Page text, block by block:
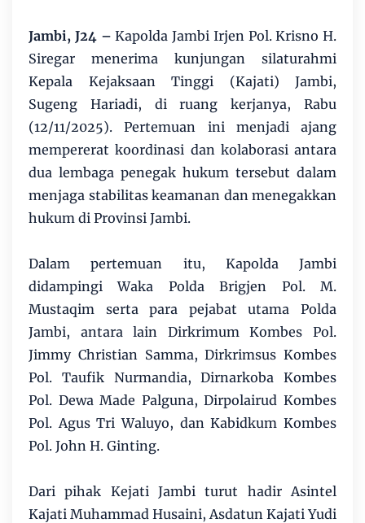
Jambi, J24 –Kapolda Jambi Irjen Pol. Krisno H.
Siregar menerima kunjungan silaturahmi
Kepala Kejaksaan Tinggi (Kajati) Jambi,
Sugeng Hariadi, di ruang kerjanya, Rabu
(12/11/2025). Pertemuan ini menjadi ajang
mempererat koordinasi dan kolaborasi antara
dua lembaga penegak hukum tersebut dalam
menjaga stabilitas keamanan dan menegakkan
hukum di Provinsi Jambi.
Dalam pertemuan itu, Kapolda Jambi
didampingi Waka Polda Brigjen Pol. M.
Mustaqim serta para pejabat utama Polda
Jambi, antara lain Dirkrimum Kombes Pol.
Jimmy Christian Samma, Dirkrimsus Kombes
Pol. Taufik Nurmandia, Dirnarkoba Kombes
Pol. Dewa Made Palguna, Dirpolairud Kombes
Pol. Agus Tri Waluyo, dan Kabidkum Kombes
Pol. John H. Ginting.
Dari pihak Kejati Jambi turut hadir Asintel
Kajati Muhammad Husaini, Asdatun Kajati Yudi